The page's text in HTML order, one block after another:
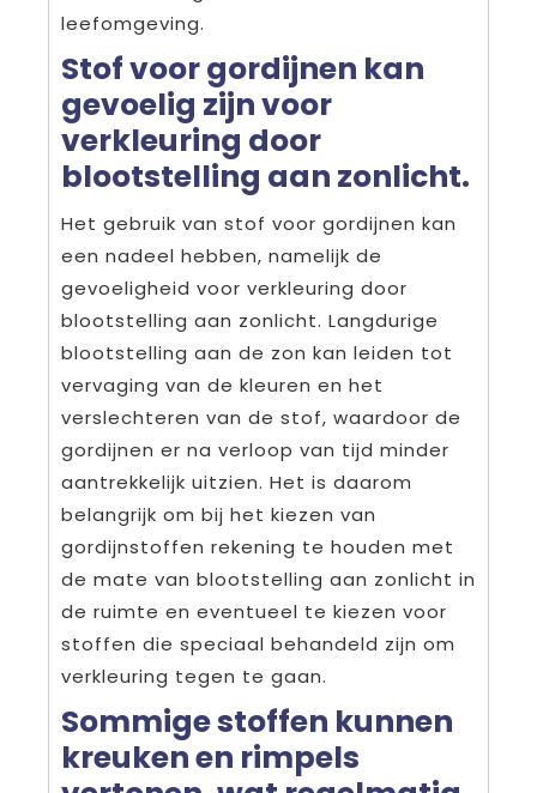
leefomgeving.
Stof voor gordijnen kan
gevoelig zijn voor
verkleuring door
blootstelling aan zonlicht.
Het gebruik van stof voor gordijnen kan
een nadeel hebben, namelijk de
gevoeligheid voor verkleuring door
blootstelling aan zonlicht. Langdurige
blootstelling aan de zon kan leiden tot
vervaging van de kleuren en het
verslechteren van de stof, waardoor de
gordijnen er na verloop van tijd minder
aantrekkelijk uitzien. Het is daarom
belangrijk om bij het kiezen van
gordijnstoffen rekening te houden met
de mate van blootstelling aan zonlicht in
de ruimte en eventueel te kiezen voor
stoffen die speciaal behandeld zijn om
verkleuring tegen te gaan.
Sommige stoffen kunnen
kreuken en rimpels